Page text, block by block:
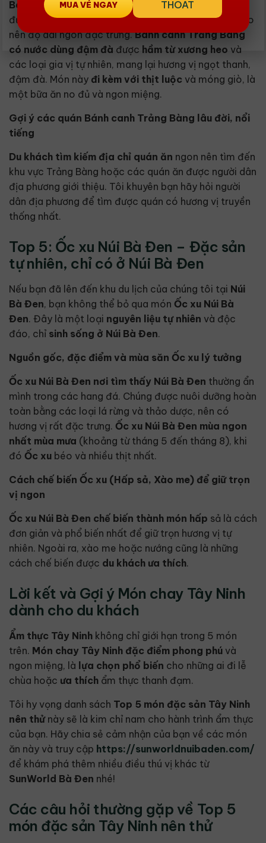
Bánh canh Trảng Bàng
nổi tiếng nhờ sợi bánh dai
được làm hoàn toàn bằng phương pháp thủ công, tạo
nên độ dai ngon đặc trưng.Bánh canh Trảng Bàng
có nước dùng đậm đà được hầm từ xương heo và
các loại gia vị tự nhiên, mang lại hương vị ngọt thanh,
đậm đà. Món này đi kèm với thịt luộc và móng giò, là
một bữa ăn no đủ và ngon miệng.
Gợi ý các quán Bánh canh Trảng Bàng lâu đời, nổi
tiếng
Du khách tìm kiếm địa chỉ quán ăn ngon nên tìm đến
khu vực Trảng Bàng hoặc các quán ăn được người dân
địa phương giới thiệu. Tôi khuyên bạn hãy hỏi người
dân địa phương để tìm được quán có hương vị truyền
thống nhất.
Top 5: Ốc xu Núi Bà Đen – Đặc sản
tự nhiên, chỉ có ở Núi Bà Đen
Nếu bạn đã lên đến khu du lịch của chúng tôi tại Núi
Bà Đen, bạn không thể bỏ qua món Ốc xu Núi Bà
Đen. Đây là một loại nguyên liệu tự nhiên và độc
đáo, chỉ sinh sống ở Núi Bà Đen.
Nguồn gốc, đặc điểm và mùa săn Ốc xu lý tưởng
Ốc xu Núi Bà Đen nơi tìm thấy Núi Bà Đen thường ẩn
mình trong các hang đá. Chúng được nuôi dưỡng hoàn
toàn bằng các loại lá rừng và thảo dược, nên có
hương vị rất đặc trưng. Ốc xu Núi Bà Đen mùa ngon
nhất mùa mưa (khoảng từ tháng 5 đến tháng 8), khi
đó Ốc xu béo và nhiều thịt nhất.
Cách chế biến Ốc xu (Hấp sả, Xào me) để giữ trọn
vị ngon
Ốc xu Núi Bà Đen chế biến thành món hấp sả là cách
đơn giản và phổ biến nhất để giữ trọn hương vị tự
nhiên. Ngoài ra, xào me hoặc nướng cũng là những
cách chế biến được du khách ưa thích.
Lời kết và Gợi ý Món chay Tây Ninh
dành cho du khách
Ẩm thực Tây Ninh không chỉ giới hạn trong 5 món
trên. Món chay Tây Ninh đặc điểm phong phú và
ngon miệng, là lựa chọn phổ biến cho những ai đi lễ
chùa hoặc ưa thích ẩm thực thanh đạm.
Tôi hy vọng danh sách Top 5 món đặc sản Tây Ninh
nên thửnày sẽ là kim chỉ nam cho hành trình ẩm thực
của bạn. Hãy chia sẻ cảm nhận của bạn về các món
ăn này và truy cập https://sunworldnuibaden.com/
để khám phá thêm nhiều điều thú vị khác từ
SunWorld Bà Đen nhé!
Các câu hỏi thường gặp về Top 5
món đặc sản Tây Ninh nên thử
MUA VÉ NGAY THOÁT